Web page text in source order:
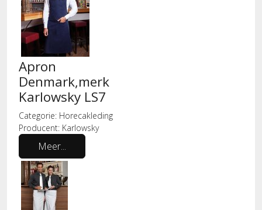
Apron
Denmark,merk
Karlowsky LS7
Categorie: Horecakleding
Producent: Karlowsky
Meer...